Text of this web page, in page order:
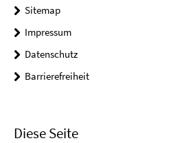
Sitemap
Impressum
Datenschutz
Barrierefreiheit
Diese Seite